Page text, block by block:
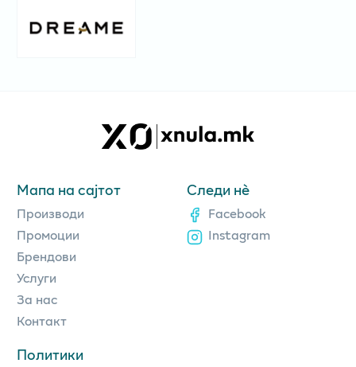
Мапа на сајтот
Производи
Промоции
Брендови
Услуги
За нас
Контакт
Политики
Следи нè
Facebook
Instagram